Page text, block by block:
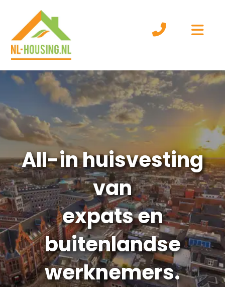
All-in huisvesting
van
expats en
buitenlandse
werknemers.